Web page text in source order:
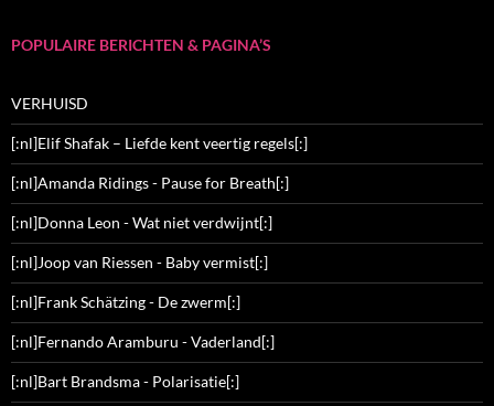
POPULAIRE BERICHTEN & PAGINA’S
VERHUISD
[:nl]Elif Shafak – Liefde kent veertig regels[:]
[:nl]Amanda Ridings - Pause for Breath[:]
[:nl]Donna Leon - Wat niet verdwijnt[:]
[:nl]Joop van Riessen - Baby vermist[:]
[:nl]Frank Schätzing - De zwerm[:]
[:nl]Fernando Aramburu - Vaderland[:]
[:nl]Bart Brandsma - Polarisatie[:]